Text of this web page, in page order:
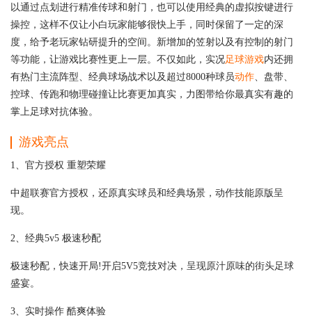
以通过点划进行精准传球和射门，也可以使用经典的虚拟按键进行
操控，这样不仅让小白玩家能够很快上手，同时保留了一定的深
度，给予老玩家钻研提升的空间。新增加的笠射以及有控制的射门
等功能，让游戏比赛性更上一层。不仅如此，实况足球游戏内还拥
有热门主流阵型、经典球场战术以及超过8000种球员动作 、盘带、
控球、传跑和物理碰撞让比赛更加真实，力图带给你最真实有趣的
掌上足球对抗体验。
游戏亮点
1、官方授权 重塑荣耀
中超联赛官方授权，还原真实球员和经典场景，动作技能原版呈
现。
2、经典5v5 极速秒配
极速秒配，快速开局!开启5V5竞技对决，呈现原汁原味的街头足球
盛宴。
3、实时操作 酷爽体验